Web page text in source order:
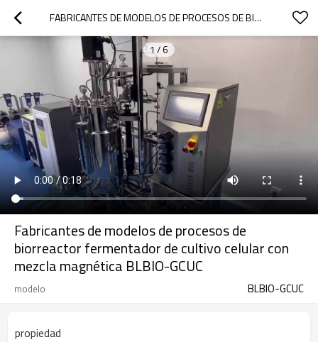
FABRICANTES DE MODELOS DE PROCESOS DE BIORREACTOR FERMENTADOR DE CULTIVO CELULAR CON MEZCLA MAGNÉTICA BLBIO-GCUC
1/ 6
Fabricantes de modelos de procesos de
biorreactor fermentador de cultivo celular con
mezcla magnética BLBIO-GCUC
modelo BLBIO-GCUC
propiedad